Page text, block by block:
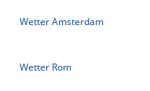
Wetter Amsterdam
Wetter Rom